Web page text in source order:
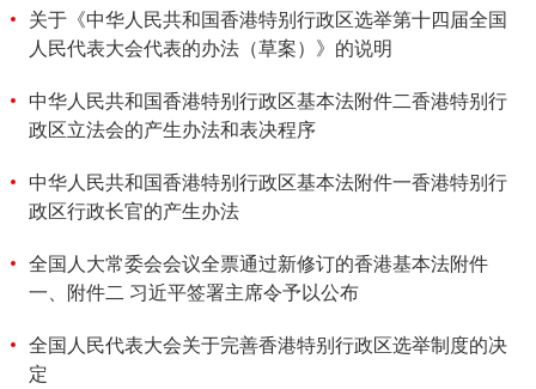
关于《中华人民共和国香港特别行政区选举第十四届全国
人民代表大会代表的办法（草案）》的说明
中华人民共和国香港特别行政区基本法附件二香港特别行
政区立法会的产生办法和表决程序
中华人民共和国香港特别行政区基本法附件一香港特别行
政区行政长官的产生办法
全国人大常委会会议全票通过新修订的香港基本法附件
一、附件二 习近平签署主席令予以公布
全国人民代表大会关于完善香港特别行政区选举制度的决
定